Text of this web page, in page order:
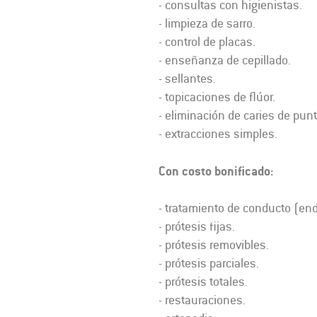
- consultas con higienistas.
- limpieza de sarro.
- control de placas.
- enseñanza de cepillado.
- sellantes.
- topicaciones de flúor.
- eliminación de caries de
- extracciones simples.
Con costo bonificado:
- tratamiento de conducto
- prótesis fijas.
- prótesis removibles.
- prótesis parciales.
- prótesis totales.
- restauraciones.